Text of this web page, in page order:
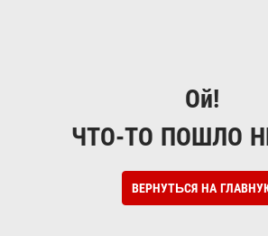
Ой!
ЧТО-ТО ПОШЛО
ВЕРНУТЬСЯ НА